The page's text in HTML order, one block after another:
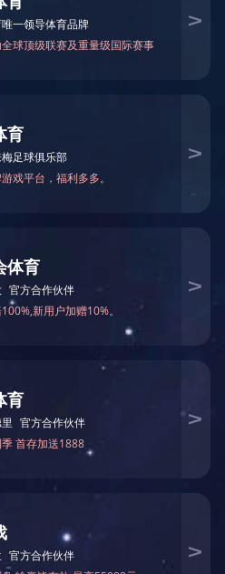
湖南省非公有制经